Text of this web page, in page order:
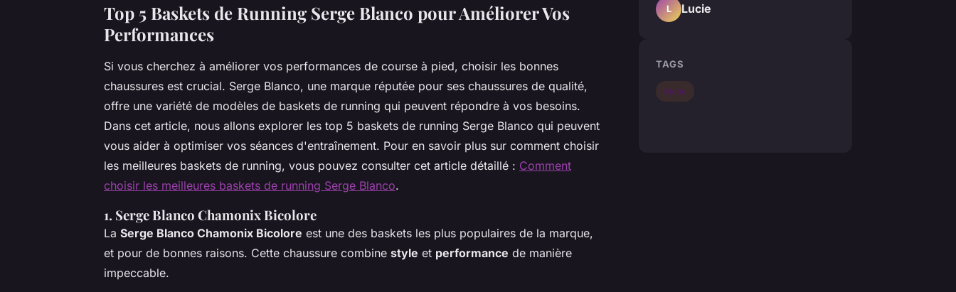
Top 5 Baskets de Running Serge Blanco pour Améliorer Vos
Performances
Si vous cherchez à améliorer vos performances de course à pied, choisir les bonnes
chaussures est crucial. Serge Blanco, une marque réputée pour ses chaussures de qualité,
offre une variété de modèles de baskets de running qui peuvent répondre à vos besoins.
Dans cet article, nous allons explorer les top 5 baskets de running Serge Blanco qui peuvent
vous aider à optimiser vos séances d'entraînement. Pour en savoir plus sur comment choisir
les meilleures baskets de running, vous pouvez consulter cet article détaillé : Comment
choisir les meilleures baskets de running Serge Blanco.
1. Serge Blanco Chamonix Bicolore
La Serge Blanco Chamonix Bicolore est une des baskets les plus populaires de la marque,
et pour de bonnes raisons. Cette chaussure combine style et performance de manière
impeccable.
L Lucie
TAGS
Mode